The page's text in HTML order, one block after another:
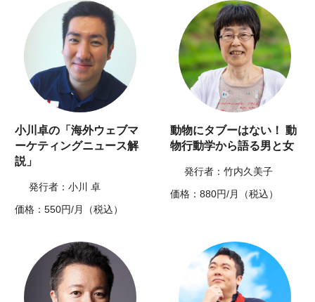
小川卓の「海外ウェブマ
ーケティングニュース解
説」
発行者：小川 卓
価格：550円/月（税込）
動物にタブーはない！ 動
物行動学から語る男と女
発行者：竹内久美子
価格：880円/月（税込）